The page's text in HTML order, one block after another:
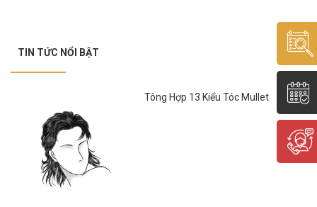
TIN TỨC NỔI BẬT
Tông Hợp 13 Kiểu Tóc Mullet